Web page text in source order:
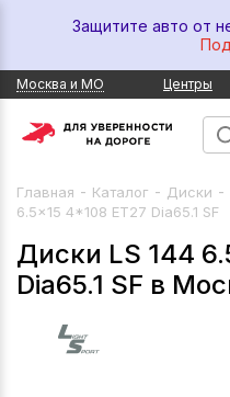
Защитите авто от
Москва и МО Центры
Главная - Каталог - Диски -
6.5x15 4*108 ET27 Dia65.1 SF
Диски LS 144
Dia65.1 SF в